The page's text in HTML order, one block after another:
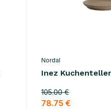
Nordal
Inez
105.00 €
78.75 €